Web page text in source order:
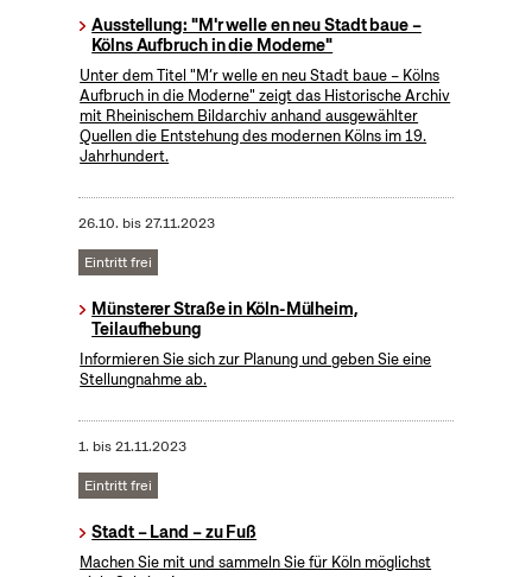
Ausstellung: "M'r welle en neu Stadt baue –
Kölns Aufbruch in die Moderne"
Unter dem Titel "M’r welle en neu Stadt baue – Kölns
Aufbruch in die Moderne" zeigt das Historische Archiv
mit Rheinischem Bildarchiv anhand ausgewählter
Quellen die Entstehung des modernen Kölns im 19.
Jahrhundert.
26.10. bis27.11.2023
Eintritt frei
Münsterer Straße in Köln-Mülheim,
Teilaufhebung
Informieren Sie sich zur Planung und geben Sie eine
Stellungnahme ab.
1. bis21.11.2023
Eintritt frei
Stadt – Land – zu Fuß
Machen Sie mit und sammeln Sie für Köln möglichst